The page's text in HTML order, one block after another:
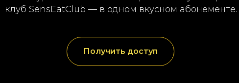
Получить доступ
клуб SensEatClub — в одном вкусном абонементе.